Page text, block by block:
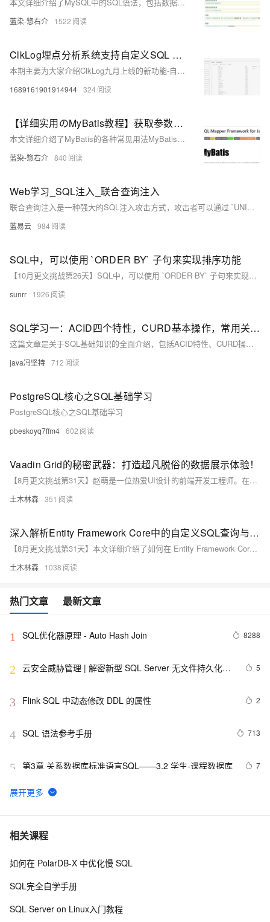
蓝染-惣右介 1522
ClkLog埋点分析系统支持自定义SQL 查询
本期主要为大家介绍ClkLog九月上线的新功能-自定义SQL查询。
1689161901914944 324
【详细实用のMyBatis教程】获取参数值和结果的各种情况、自定义映射、动态SQL、多级缓存、逆向工程、分页插件
本文详细介绍了MyBatis的各种常见用法MyBatis多级缓存、逆向工程、分页插件 包括获取参数值和结果的各种情况、自定义映射resultMap、动态SQL
蓝染-惣右介 840
Web学习_SQL注入_联合查询注入
联合查询注入是一种强大的SQL注入攻击方式，攻击者可以通过 `UNION`语句合并多个查询的结果，从而获取敏感信息。防御SQL注入需要多层次的措施，包括使用预处理语句和参数化查询、输入验证和过滤、最小权限原则、隐藏错误信息以及使用Web应用防火墙。通过这些措施，可以有效地提高Web应用程序的安全性，防止SQL注入攻击。
蓝易云 984
SQL中，可以使用 `ORDER BY` 子句来实现排序功能
【10月更文挑战第26天】SQL中，可以使用 `ORDER BY` 子句来实现排序功能
sunrr 1926
SQL学习一：ACID四个特性，CURD基本操作，常用关键字，常用聚合函数，五个约束，综合题
这篇文章是关于SQL基础知识的全面介绍，包括ACID特性、CURD操作、常用关键字、聚合函数、约束以及索引的创建和使用，并通过综合题目来巩固学习。
java冯坚持 712
PostgreSQL核心之SQL基础学习
PostgreSQL核心之SQL基础学习
pbeskoyq7ffm4 602
Vaadin Grid的秘密武器：打造超凡脱俗的数据展示体验！
【8月更文挑战第31天】赵萌是一位热爱UI设计的前端开发工程师。在公司内部项目中，她面临大量用户数据展示的挑战，并选择了功能强大的Vaadin Grid来解决。她在技术博客上分享了这一过程，介绍了Vaadin Grid的基本概念及其丰富的内置功能。通过自定义列和模板，赵萌展示了如何实现复杂的数据展示。
土木林森 351
深入解析Entity Framework Core中的自定义SQL查询与Raw SQL技巧：从基础到高级应用的全面指南，附带示例代码与最佳实践建议
【8月更文挑战第31天】本文详细介绍了如何在 Entity Framework Core (EF Core) 中使用自定义 SQL 查询与 Raw SQL。首先，通过创建基于 EF Core 的项目并配置数据库上下文，定义领域模型。然后，使用 `FromSqlRaw` 和 `FromSqlInterpolated` 方法执行自定义 SQL 查询。此外，还展示了如何使用 Raw SQL 进行数据更新和删除操作。最后，通过结合 LINQ 和 Raw SQL 构建动态 SQL 语句，处理复杂查询场景。本文提供了具体代码示例，帮助读者理解和应用这些技术，提升数据访问层的效率和灵活性。
土木林森 1038
热门文章 最新文章
1 SQL优化器原理 - Auto Hash Join 8288
2 云安全威胁管理 | 解密新型 SQL Server 无文件持久化恶
5
3 Flink SQL 中动态修改 DDL 的属性 2
4 SQL 语法参考手册 713
5 第3章 关系数据库标准语言SQL——3.2 学生-课程数据库 7
6 一、【计算】SQL Optimizer 优化解析 | 青训营笔记
7 SQL Server Alert发送告警邮件少了的原因
8 无法使用SQL login去登陆SQL Server - &#39;Password
相关课程
如何在 PolarDB-X 中优化慢 SQL
SQL完全自学手册
SQL Server on Linux入门教程